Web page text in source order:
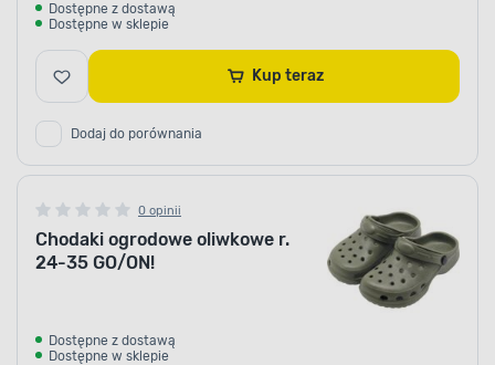
Dostępne z dostawą
Dostępne w sklepie
Kup teraz
Dodaj do porównania
0 opinii
Chodaki ogrodowe oliwkowe r.
24-35 GO/ON!
Dostępne z dostawą
Dostępne w sklepie